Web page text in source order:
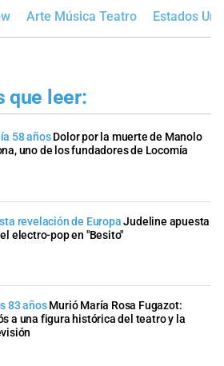
Arte Música Teatro Estados
que leer:
58 años Dolor por la muerte de Manolo
uno de los fundadores de Locomía
revelación de Europa Judeline apuesta
electro-pop en "Besito"
83 años Murió María Rosa Fugazot:
a una figura histórica del teatro y la